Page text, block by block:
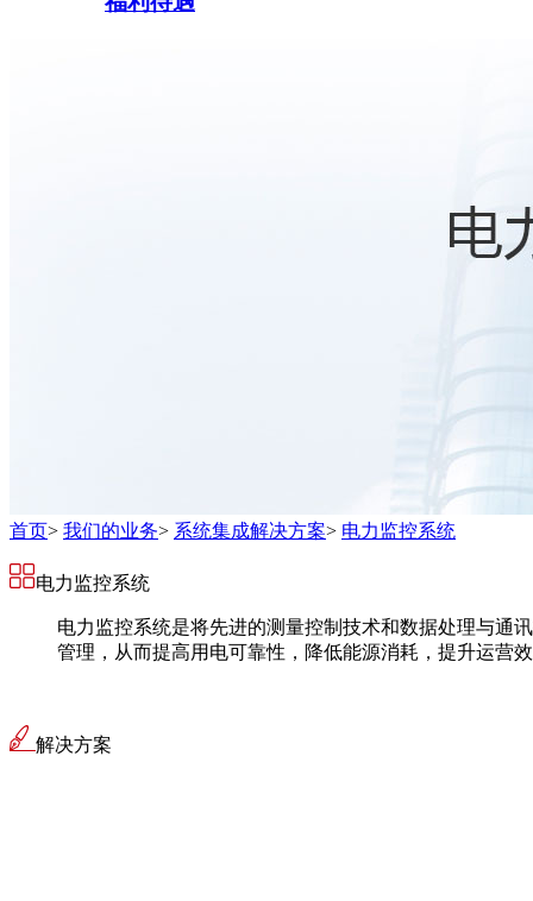
首页> 我们的业务> 系统集成解决方案> 电力监控系统
电力监控系统
电力监控系统是将先进的测量控制技术和数据处理与通
管理，从而提高用电可靠性，降低能源消耗，提升运
解决方案